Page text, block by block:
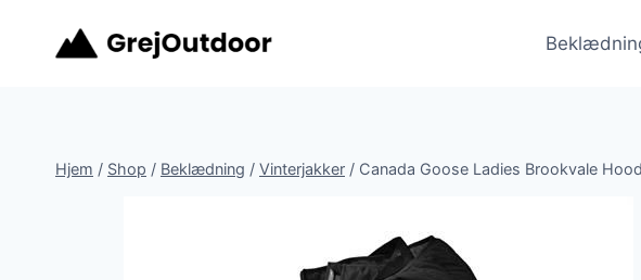
Hjem / Shop / Beklædning / Vinterjakker / Canada Goose Ladies Brookvale